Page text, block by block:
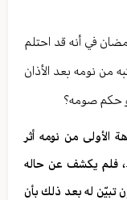
في أنه قد احتلم
من نومه بعد الأذان
حكم صومه؟
الأولى من نومه أثر
فلم يكشف عن حاله
تبيّن له بعد ذلك بأن